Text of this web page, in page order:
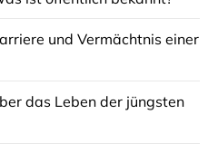
und Vermächtnis einer
das Leben der jüngsten